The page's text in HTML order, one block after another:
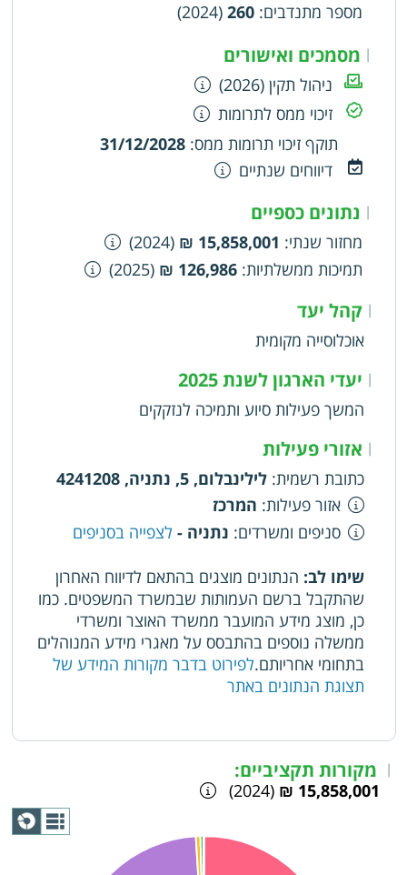
מספר מתנדבים:
260
(2024)
| מסמכים ואישורים
ניהול תקין (2026)
זיכוי ממס לתרומות
תוקף זיכוי תרומות ממס:
31/12/2028
דיווחים שנתיים
| נתונים כספיים
מחזור שנתי:
15,858,001 ₪
(2024)
תמיכות ממשלתיות:
126,986 ₪
(2025)
|קהל יעד
אוכלוסייה מקומית
| יעדי הארגון לשנת 2025
המשך פעילות סיוע ותמיכה לנזקקים
| אזורי פעילות
כתובת רשמית: לילינבלום, 5, נתניה, 4241208
אזור פעילות: המרכז
סניפים ומשרדים: נתניה - לצפייה בסניפים
שימו לב: הנתונים מוצגים בהתאם לדיווח האחרון
שהתקבל ברשם העמותות שבמשרד המשפטים. כמו
כן, מוצג מידע המועבר ממשרד האוצר ומשרדי
ממשלה נוספים בהתבסס על מאגרי מידע המנוהלים
בתחומי אחריותם.לפירוט בדבר מקורות המידע של
תצוגת הנתונים באתר
| מקורות תקציביים:
15,858,001 ₪
(2024)